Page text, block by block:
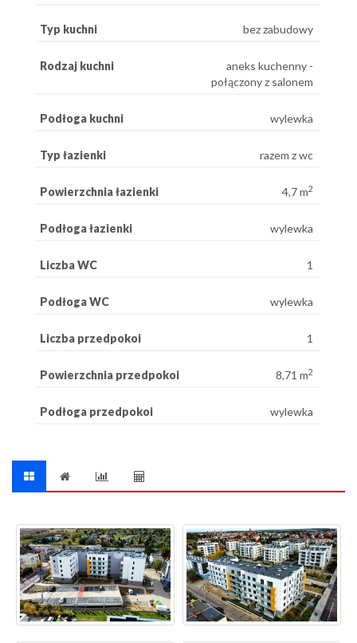
Typ kuchni bez zabudowy
Rodzaj kuchni
aneks kuchenny -
połączony z salonem
Podłoga kuchni wylewka
Typ łazienki razem z wc
Powierzchnia łazienki 4,7 m2
Podłoga łazienki wylewka
Liczba WC 1
Podłoga WC wylewka
Liczba przedpokoi 1
Powierzchnia przedpokoi 8,71 m2
Podłoga przedpokoi wylewka